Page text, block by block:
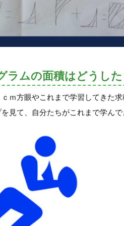
ラムの面積はどうし
ｍ方眼やこれまで学習してきた求
見て、自分たちがこれまで学ん